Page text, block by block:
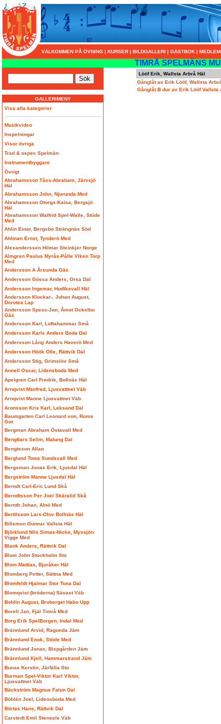
VÄLKOMMEN PÅ ÖVNING | KURSER | BILDGALLERI | GÄSTBOK |
TIMRÅ SPELMÄNS
GALLERIMENY
Visa alla kategorier
Musikvideo
Inspelningar
Visor övriga
Trad & ospec Spelmän
Instrumentbyggare
Övrigt
Abrahamsson Tåss-Abraham, Järvsjö
Häl
Abrahamsson John, Njurunda Med
Abrahamsson Otorgs-Kaisa, Bergsjö
Häl
Abrahamsson Walfrid Spel-Walle, Stöde
Med
Ahlin Einar, Bergsbo Strängnäs Söd
Ahlman Ernst, Tynderö Med
Alexanderssen Hilmar Steinkjer Norge
Almgren Paulus Myrås-Pålle Viken Torp
Med
Andersson A Årsunda Gäs
Andersson Gössa Anders, Orsa Dal
Andersson Ingemar, Hudiksvall Häl
Andersson Klockar-, Johan August,
Dorotea Lap
Andersson Spess-Jon, Åmot Ockelbo
Gäs
Andersson Karl, Loftahammar Små
Andersson Karls Anders Boda Dal
Andersson Lång Anders Haverö Med
Andersson Höök Olle, Rättvik Dal
Andersson Stig, Grimslöv Små
Annell Oscar, Lidensboda Med
Apelgren Carl Fredrik, Bollnäs Häl
Arnqvist Manfred, Ljusvattnet Väb
Arnqvist Manne Ljusvattnet Väb
Aronsson Kris Karl, Leksand Dal
Baumgarten Carl Leonard von, Roma
Got
Bergman Abraham Östavall Med
Bengtlars Selim, Malung Dal
Bengtsson Allan
Berglund Towa Sundsvall Med
Bergsman Jonas Erik, Ljusdal Häl
Bergström Manne Ljusdal Häl
Berndt Carl-Eric Lund Skå
Berndtsson Per Joel Skäralid Skå
Bernth Johan, Alnö Med
Bertilsson Lars-Olov Bollnäs Häl
Billsmon Gunnar Vallsta Häl
Björklund Nils Simas-Nicke, Myssjön
Vigge Med
Blank Anders, Rättvik Dal
Blom John Stockholm Sto
Blom Mattias, Bjuråker Häl
Blomberg Petter, Sättna Med
Blomfeldt Hjalmar Stor Tuna Dal
Blomqvist (bröderna) Sävast Väb
Bohlin August, Broberget Habo Upp
Borell Jan, Fjäl Timrå Med
Borg Erik SpelBorgen, Indal Med
Brännlund Arvid, Ragunda Jäm
Brännlund Enok, Stöde Med
Brännlund Jonas, Bispgården Jäm
Brännlund Kjell, Hammarstrand Jäm
Bunse Kerstin, Järfälla Sto
Burman Spel-Viktor Karl Viktor,
Ljusvattnet Väb
Bäckström Magnus Falun Dal
Böhlén Joel, Lidensboda Med
Börtas Hans, Rättvik Dal
Carstedt Emil Stensele Väb
Lööf Erik, Wallsta Arbrå Häl
Gånglåt av Erik Lööf, Wallsta
Gånglåt B dur av Erik Lööf Vallsta